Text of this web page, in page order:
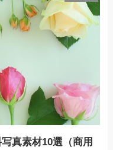
真素材10選（商用